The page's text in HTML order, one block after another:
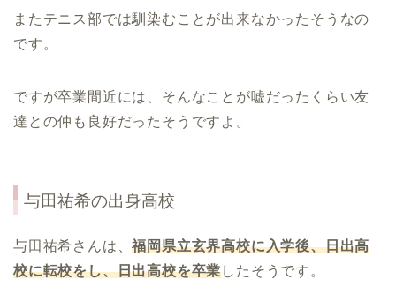
またテニス部では馴染むことが出来なかったそうなの
です。
ですが卒業間近には、そんなことが嘘だったくらい友
達との仲も良好だったそうですよ。
与田祐希の出身高校
与田祐希さんは、福岡県立玄界高校に入学後、日出高
校に転校をし、日出高校を卒業したそうです。